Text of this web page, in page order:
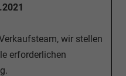
wir stellen
erforderlichen